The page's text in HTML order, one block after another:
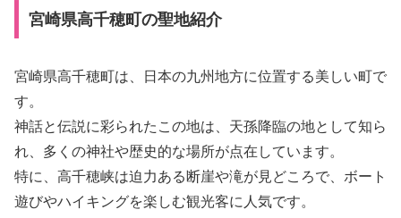
宮崎県高千穂町の聖地紹介
宮崎県高千穂町は、日本の九州地方に位置する美しい町で
す。
神話と伝説に彩られたこの地は、天孫降臨の地として知ら
れ、多くの神社や歴史的な場所が点在しています。
特に、高千穂峡は迫力ある断崖や滝が見どころで、ボート
遊びやハイキングを楽しむ観光客に人気です。